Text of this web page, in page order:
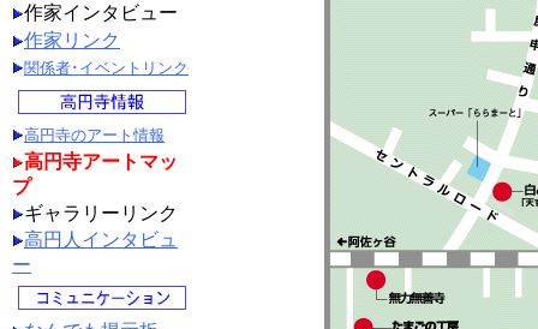
作家インタビュー
作家リンク
関係者･イベントリンク
高円寺のアート情報
高円寺アートマッ
プ
ギャラリーリンク
高円人インタビュ
ー